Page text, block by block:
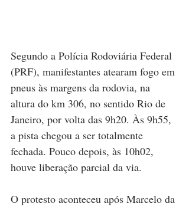
Segundo a Polícia Rodoviária Federal
(PRF), manifestantes atearam fogo em
pneus às margens da rodovia, na
altura do km 306, no sentido Rio de
Janeiro, por volta das 9h20. Às 9h55,
a pista chegou a ser totalmente
fechada. Pouco depois, às 10h02,
houve liberação parcial da via.
O protesto aconteceu após Marcelo da